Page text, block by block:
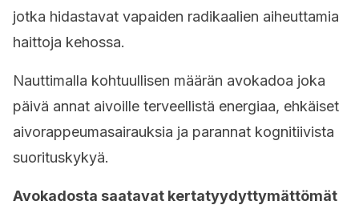
jotka hidastavat vapaiden radikaalien aiheuttamia
haittoja kehossa.
Nauttimalla kohtuullisen määrän avokadoa joka
päivä annat aivoille terveellistä energiaa, ehkäiset
aivorappeumasairauksia ja parannat kognitiivista
suorituskykyä.
Avokadosta saatavat kertatyydyttymättömät